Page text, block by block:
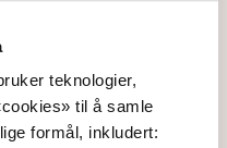
teknologier,
til å samle
formål, inkludert: